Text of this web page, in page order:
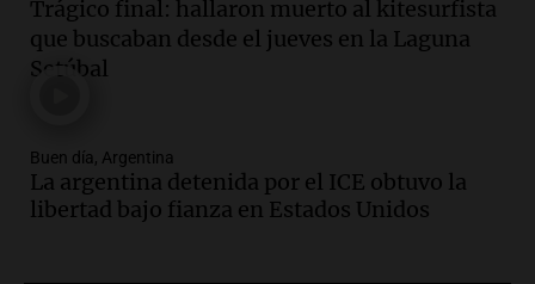
Audio.Secuestran 28 bultos de
mercadería extranjera en control
fronterizo en Tucumán
Audio.Mujer de 92 años fallece
mientras esperaba cobrar su jubilación
en San Luis
Trágico final: hallaron muerto al kitesurfista
que buscaban desde el jueves en la Laguna
Setúbal
Buen día, Argentina
La argentina detenida por el ICE obtuvo la
libertad bajo fianza en Estados Unidos